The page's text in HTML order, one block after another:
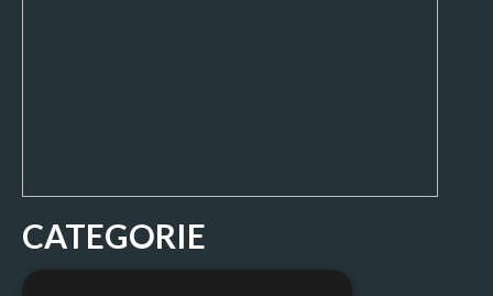
CATEGORIE
Movimentazione e sollevamento